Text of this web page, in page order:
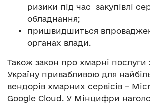
ризики під час закупівлі
обладнання;
пришвидшиться
органах влади.
Також закон про хмарні послуги
Україну привабливою для
вендорів хмарних сервісів –
Google Cloud. У Мінцифри